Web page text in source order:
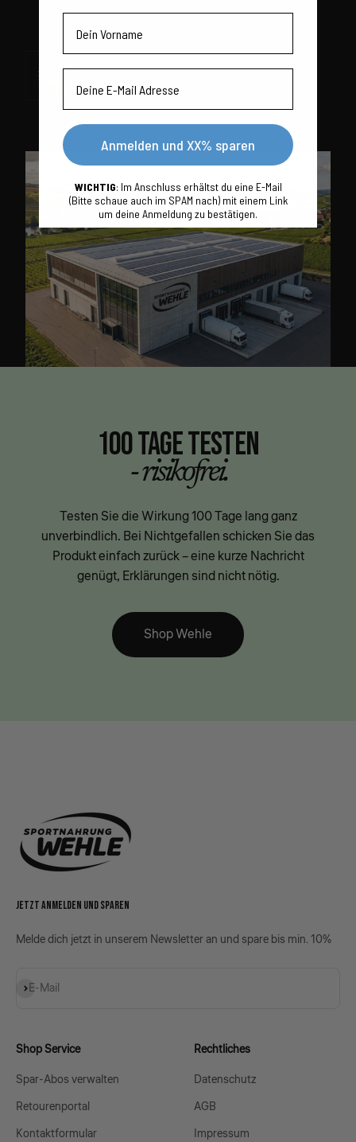
100 TAGE TESTEN
- risikofrei.
Testen Sie die Wirkung 100 Tage lang ganz
unverbindlich. Bei Nichtgefallen schicken Sie das
Produkt einfach zurück – eine kurze Nachricht
genügt, Erklärungen sind nicht nötig.
Shop Wehle
JETZT ANMELDEN UND SPAREN
Melde dich jetzt in unserem Newsletter an und spare bis min. 10%
E-Mail
Abonnieren
Shop Service
Spar-Abos verwalten
Retourenportal
Kontaktformular
Rechtliches
Datenschutz
AGB
Impressum
Anmelden und XX% sparen
WICHTIG: Im Anschluss erhältst du eine E-Mail
(Bitte schaue auch im SPAM nach) mit einem Link
um deine Anmeldung zu bestätigen.